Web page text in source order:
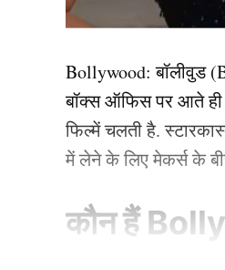
5
तय,
गिल
Bollywood:बॉलीवुड (
बॉक्स ऑफिस पर आते ही
फिल्में चलती है.
में लेने के लिए मेकर्स के
कौन हैं